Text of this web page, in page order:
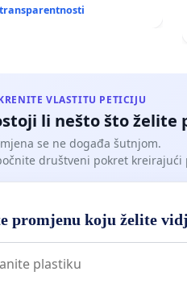
VLASTITU PETICIJU
li nešto što želite
se ne događa šutnjom.
društveni pokret kreirajući
promjenu koju želite